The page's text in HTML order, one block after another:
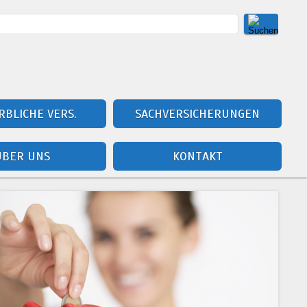
VERS. SACHVERSICHERUNGEN
UNS KONTAKT